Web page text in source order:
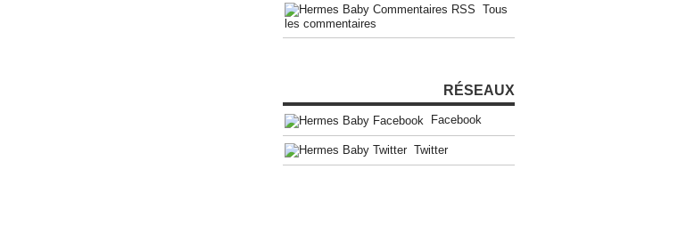
Tous
les commentaires
RÉSEAUX
Facebook
Twitter